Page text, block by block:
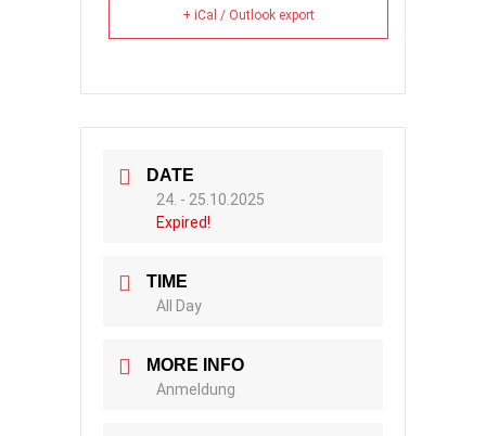
+ iCal / Outlook export
DATE
24. - 25.10.2025
Expired!
TIME
All Day
MORE INFO
Anmeldung